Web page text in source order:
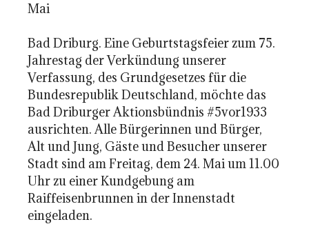
Mai
Bad Driburg. Eine Geburtstagsfeier zum 75.
Jahrestag der Verkündung unserer
Verfassung, des Grundgesetzes für die
Bundesrepublik Deutschland, möchte das
Bad Driburger Aktionsbündnis #5vor1933
ausrichten. Alle Bürgerinnen und Bürger,
Alt und Jung, Gäste und Besucher unserer
Stadt sind am Freitag, dem 24. Mai um 11.00
Uhr zu einer Kundgebung am
Raiffeisenbrunnen in der Innenstadt
eingeladen.